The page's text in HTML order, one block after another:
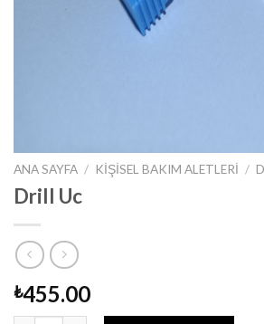
ANA SAYFA / KIŞISEL BAKIM ALETLERI /
Drill Uc
₺455.00